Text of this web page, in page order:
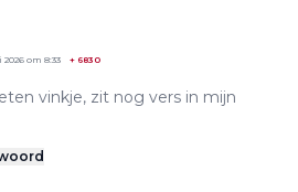
om 8:33 + 6830
vinkje, zit nog vers in mijn